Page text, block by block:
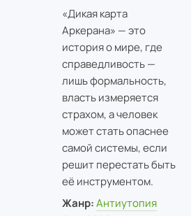
«Дикая карта
Аркерана» — это
история о мире, где
справедливость —
лишь формальность,
власть измеряется
страхом, а человек
может стать опаснее
самой системы, если
решит перестать быть
её инструментом.
Жанр: Антиутопия